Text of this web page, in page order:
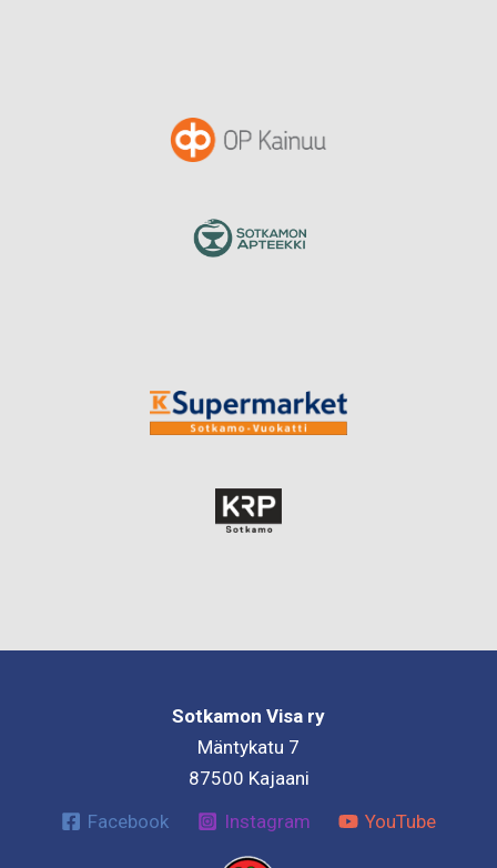
Sotkamon Visa ry
Mäntykatu 7
87500 Kajaani
Facebook
Instagram YouTube